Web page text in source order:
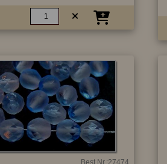
Best.Nr.:27474